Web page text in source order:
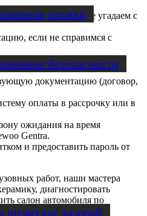
оптики
безопасности
подвески/ ходовой
за свой счет, если не угадаем с
если не справимся с
2 лет на лакокрасочное
документацию (договор,
оплаты в рассрочку или в
ожидания на время
Gentra.
и предоставить пароль от
работ, наши мастера
диагностировать
салон автомобиля по